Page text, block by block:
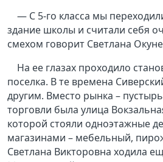
— С 5-го класса мы
здание школы и считали себя
смехом говорит Светлана
На ее глазах проходило
поселка. В те времена
другим. Вместо рынка –
торговли была улица
которой стояли одноэтажные
магазинами – мебельный,
Светлана Викторовна ходила